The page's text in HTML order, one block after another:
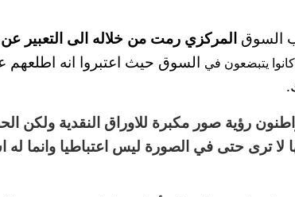
المركزي رمت من خلاله الى التعبير
كانوا يتبضعون في السوق حيث اعتبروا انه
.
رؤية صور مكبرة للاوراق النقدية ولكن
لا ترى حتى في الصورة ليس اعتباطيا وانما له